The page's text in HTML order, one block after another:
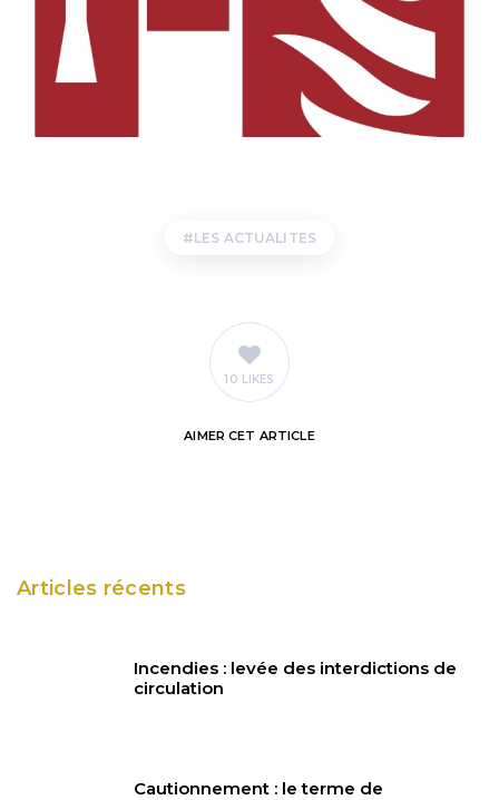
LES ACTUALITES
10 LIKES
AIMER CET ARTICLE
Articles récents
Incendies : levée des interdictions de
circulation
Cautionnement : le terme de